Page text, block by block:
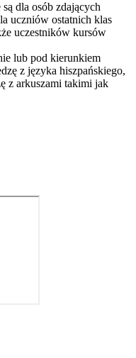
dla osób zdających
uczniów ostatnich klas
uczestników kursów
lub pod kierunkiem
z języka hiszpańskiego,
z arkuszami takimi jak